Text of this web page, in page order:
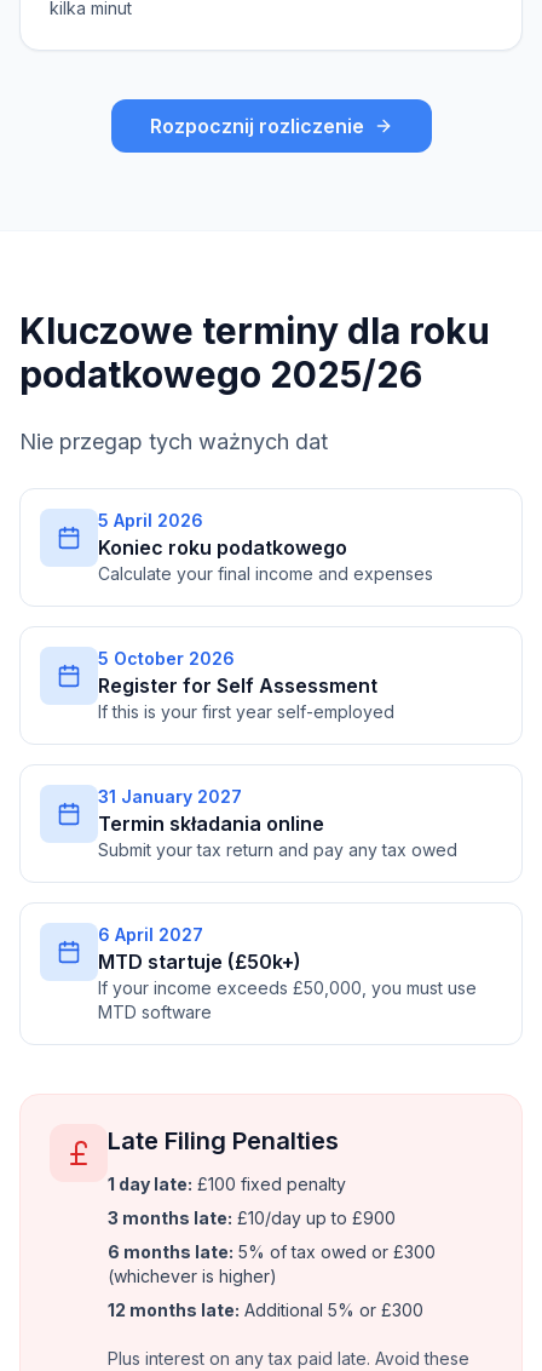
kilka minut
Rozpocznij rozliczenie
Kluczowe terminy dla roku
podatkowego 2025/26
Nie przegap tych ważnych dat
5 April 2026
Koniec roku podatkowego
Calculate your final income and expenses
5 October 2026
Register for Self Assessment
If this is your first year self-employed
31 January 2027
Termin składania online
Submit your tax return and pay any tax owed
6 April 2027
MTD startuje (£50k+)
If your income exceeds £50,000, you must use
MTD software
Late Filing Penalties
1 day late: £100 fixed penalty
3 months late: £10/day up to £900
6 months late: 5% of tax owed or £300
(whichever is higher)
12 months late: Additional 5% or £300
Plus interest on any tax paid late. Avoid these